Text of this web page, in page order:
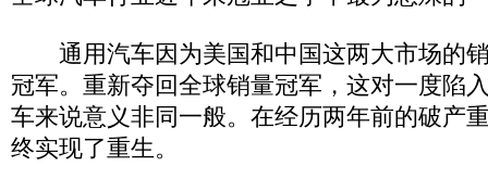
通用汽车因为美国和中国这两大市场的
冠军。重新夺回全球销量冠军，这对一度陷
车来说意义非同一般。在经历两年前的破产
终实现了重生。